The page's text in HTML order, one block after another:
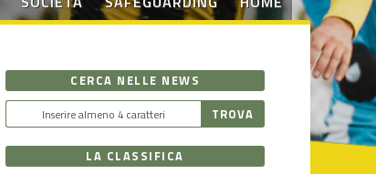
CERCA NELLE NEWS
LA CLASSIFICA